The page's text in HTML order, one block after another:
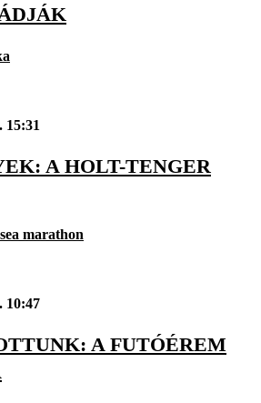
15:31
A HOLT-TENGER
marathon
10:47
A FUTÓÉREM